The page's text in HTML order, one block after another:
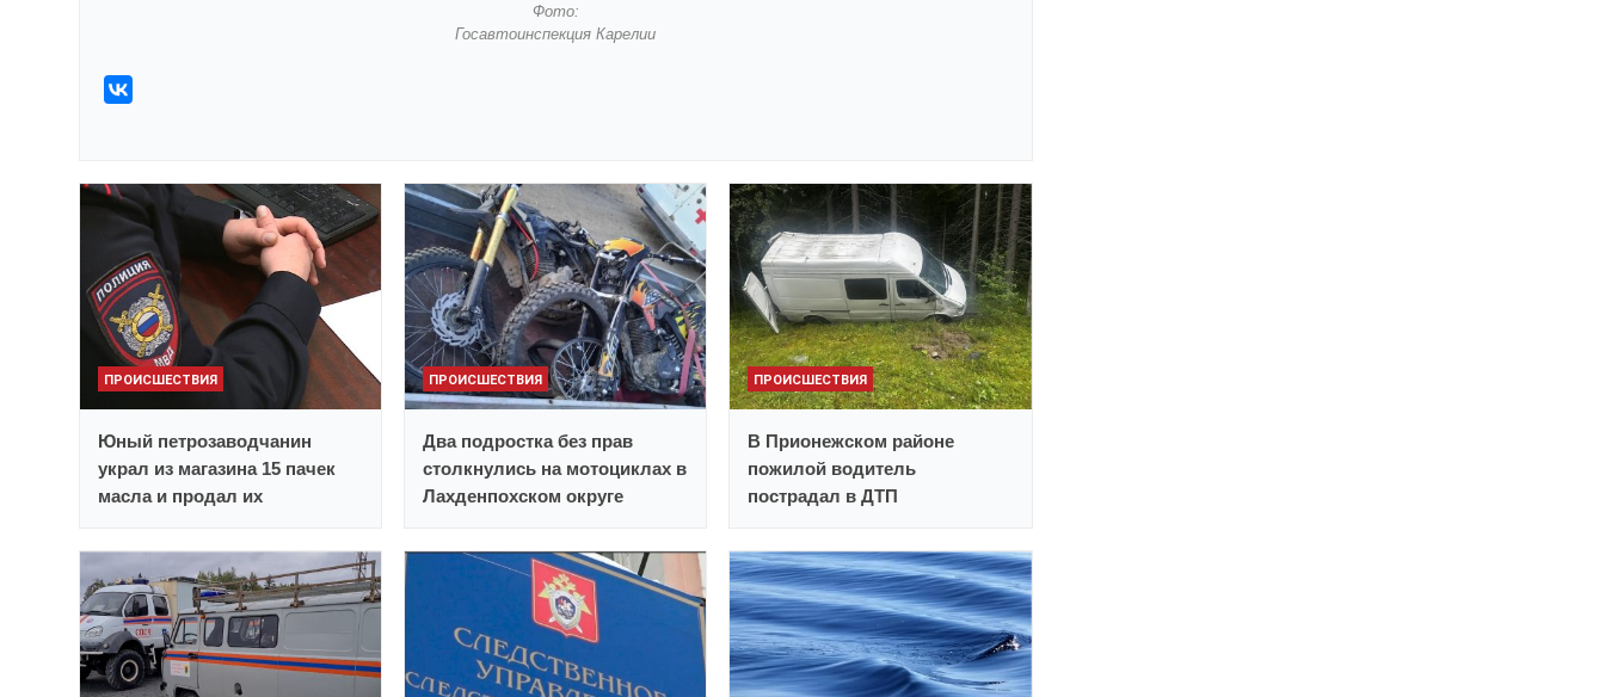
Фото:
Госавтоинспекция Карелии
ПРОИСШЕСТВИЯ
Юный петрозаводчанин
украл из магазина 15 пачек
масла и продал их
ПРОИСШЕСТВИЯ
Два подростка без прав
столкнулись на мотоциклах в
Лахденпохском округе
ПРОИСШЕСТВИЯ
В Прионежском районе
пожилой водитель
пострадал в ДТП